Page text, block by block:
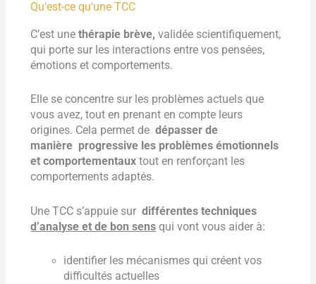
Qu'est-ce qu'une TCC
C’est une thérapie brève, validée scientifiquement,
qui porte sur les interactions entre vos pensées,
émotions et comportements.
Elle se concentre sur les problèmes actuels que
vous avez, tout en prenant en compte leurs
origines. Cela permet dedépasser de
manière progressive les problèmes émotionnels
et comportementaux tout en renforçant les
comportements adaptés.
Une TCC s’appuie surdifférentes techniques
d’analyse et de bon sens qui vont vous aider à:
identifier les mécanismes qui créent vos
difficultés actuelles